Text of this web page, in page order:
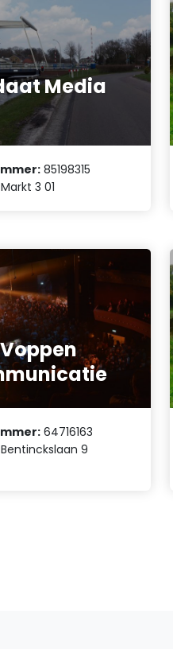
Media
85198315
Markt 3 01
64716163
Bentinckslaan 9